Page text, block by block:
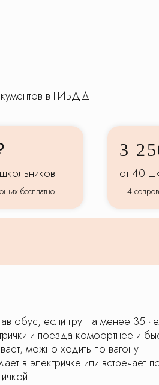
в ГИБДД
бесплатно
3
от 40
+ 4
если группа менее 35
и поезда комфортнее и
можно ходить по вагону
в электричке или встречает